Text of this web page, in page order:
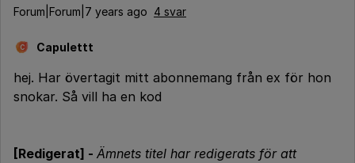
Forum|Forum|7 years ago 4 svar
C Capulettt
hej. Har övertagit mitt abonnemang från ex för hon
snokar. Så vill ha en kod
[Redigerat] - Ämnets titel har redigerats för att